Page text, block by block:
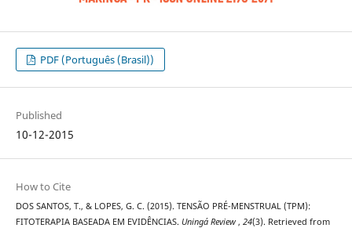
PDF (Português (Brasil))
Published
10-12-2015
How to Cite
DOS SANTOS, T., & LOPES, G. C. (2015). TENSÃO PRÉ-MENSTRUAL (TPM):
FITOTERAPIA BASEADA EM EVIDÊNCIAS. Uningá Review , 24(3). Retrieved from